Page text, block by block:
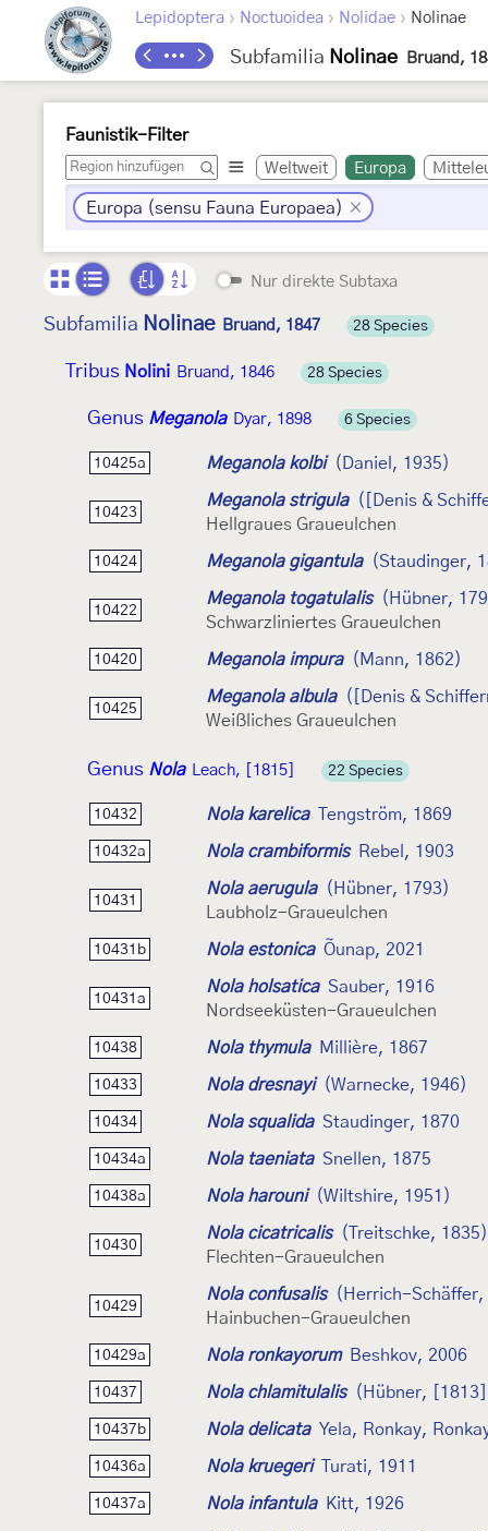
Lepidoptera › Noctuoidea › Nolidae › Nolinae
Subfamilia Nolinae Bruand,
Faunistik-Filter
Weltweit Europa
Europa (sensu Fauna Europaea)
Nur direkte Subtaxa
Subfamilia Nolinae Bruand, 1847 28 Species
Tribus Nolini Bruand, 1846 28 Species
Genus Meganola Dyar, 1898 6 Species
10425a Meganola kolbi (Daniel, 1935)
10423
Meganola strigula
([Denis &
Hellgraues Graueulchen
10424 Meganola gigantula (Staudinger,
10422
Meganola togatulalis
(Hübner,
Schwarzliniertes Graueulchen
10420 Meganola impura (Mann, 1862)
10425
Meganola albula
([Denis &
Weißliches Graueulchen
Genus Nola Leach, [1815] 22 Species
10432 Nola karelica Tengström, 1869
10432a Nola crambiformis Rebel, 1903
10431
Nola aerugula
(Hübner, 1793)
Laubholz-Graueulchen
10431b Nola estonica Õunap, 2021
10431a
Nola holsatica Sauber, 1916
Nordseeküsten-Graueulchen
10438 Nola thymula Millière, 1867
10433 Nola dresnayi (Warnecke, 1946)
10434 Nola squalida Staudinger, 1870
10434a Nola taeniata Snellen, 1875
10438a Nola harouni (Wiltshire, 1951)
10430
Nola cicatricalis
(Treitschke, 1835)
Flechten-Graueulchen
10429
Nola confusalis
(Herrich-
Hainbuchen-Graueulchen
10429a Nola ronkayorum Beshkov, 2006
10437 Nola chlamitulalis (Hübner,
10437b Nola delicata Yela, Ronkay,
10436a Nola kruegeri Turati, 1911
10437a Nola infantula Kitt, 1926